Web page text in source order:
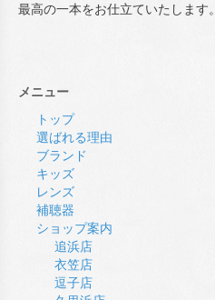
最高の一本をお仕立ていたします。
メニュー
トップ
選ばれる理由
ブランド
キッズ
レンズ
補聴器
ショップ案内
追浜店
衣笠店
逗子店